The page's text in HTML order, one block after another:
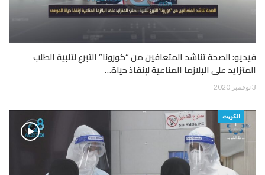
فيديو: الصحة تناشد المتعافين من “كورونا” التبرع لتلبية الطلب
المتزايد على البلازما المناعية لإنقاذ حياة…
3 نوفمبر 2020
الكويت